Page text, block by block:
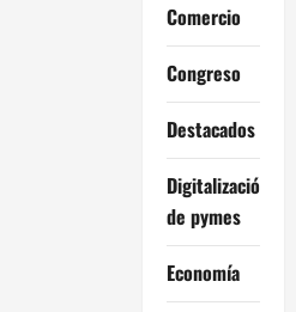
Comercio
Congreso
Destacados
Digitalización
de pymes
Economía